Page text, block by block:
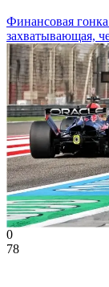
Финансовая
захватывающая,
0
78